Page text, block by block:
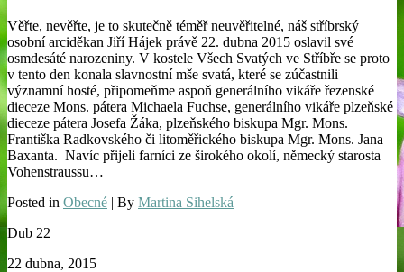
Věřte, nevěřte, je to skutečně téměř neuvěřitelné, náš stříbrský
osobní arciděkan Jiří Hájek právě 22. dubna 2015 oslavil své
osmdesáté narozeniny. V kostele Všech Svatých ve Stříbře se proto
v tento den konala slavnostní mše svatá, které se zúčastnili
významní hosté, připomeňme aspoň generálního vikáře řezenské
dieceze Mons. pátera Michaela Fuchse, generálního vikáře plzeňské
dieceze pátera Josefa Žáka, plzeňského biskupa Mgr. Mons.
Františka Radkovského či litoměřického biskupa Mgr. Mons. Jana
Baxanta. Navíc přijeli farníci ze širokého okolí, německý starosta
Vohenstraussu…
Posted in Obecné | By Martina Sihelská
Dub 22
22 dubna, 2015